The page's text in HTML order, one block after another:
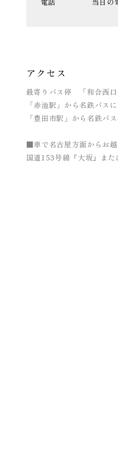
アクセス
最寄りバス停 「和合西口
「赤池駅」から名鉄バス
「豊田市駅」から名鉄バ
■車で名古屋方面からお
国道153号線『大坂』また